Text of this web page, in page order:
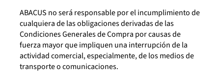
ABACUS no será responsable por el incumplimiento de
cualquiera de las obligaciones derivadas de las
Condiciones Generales de Compra por causas de
fuerza mayor que impliquen una interrupción de la
actividad comercial, especialmente, de los medios de
transporte o comunicaciones.